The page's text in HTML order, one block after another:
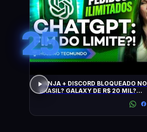
25
JANJA + DISCORD BLOQUEADO NO
BRASIL? GALAXY DE R$ 20 MIL?